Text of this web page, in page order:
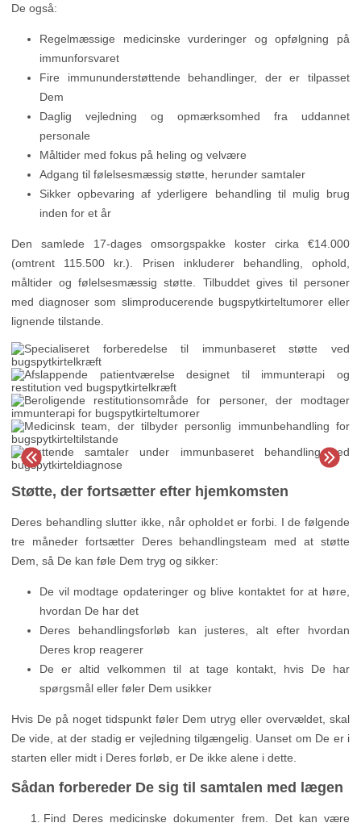
De også:
Regelmæssige medicinske vurderinger og opfølgning på
immunforsvaret
Fire immununderstøttende behandlinger, der er tilpasset
Dem
Daglig vejledning og opmærksomhed fra uddannet
personale
Måltider med fokus på heling og velvære
Adgang til følelsesmæssig støtte, herunder samtaler
Sikker opbevaring af yderligere behandling til mulig brug
inden for et år
Den samlede 17-dages omsorgspakke koster cirka €14.000
(omtrent 115.500 kr.). Prisen inkluderer behandling, ophold,
måltider og følelsesmæssig støtte. Tilbuddet gives til personer
med diagnoser som slimproducerende bugspytkirteltumorer eller
lignende tilstande.
Støtte, der fortsætter efter hjemkomsten
Deres behandling slutter ikke, når opholdet er forbi. I de følgende
tre måneder fortsætter Deres behandlingsteam med at støtte
Dem, så De kan føle Dem tryg og sikker:
De vil modtage opdateringer og blive kontaktet for at høre,
hvordan De har det
Deres behandlingsforløb kan justeres, alt efter hvordan
Deres krop reagerer
De er altid velkommen til at tage kontakt, hvis De har
spørgsmål eller føler Dem usikker
Hvis De på noget tidspunkt føler Dem utryg eller overvældet, skal
De vide, at der stadig er vejledning tilgængelig. Uanset om De er i
starten eller midt i Deres forløb, er De ikke alene i dette.
Sådan forbereder De sig til samtalen med lægen
Find Deres medicinske dokumenter frem. Det kan være